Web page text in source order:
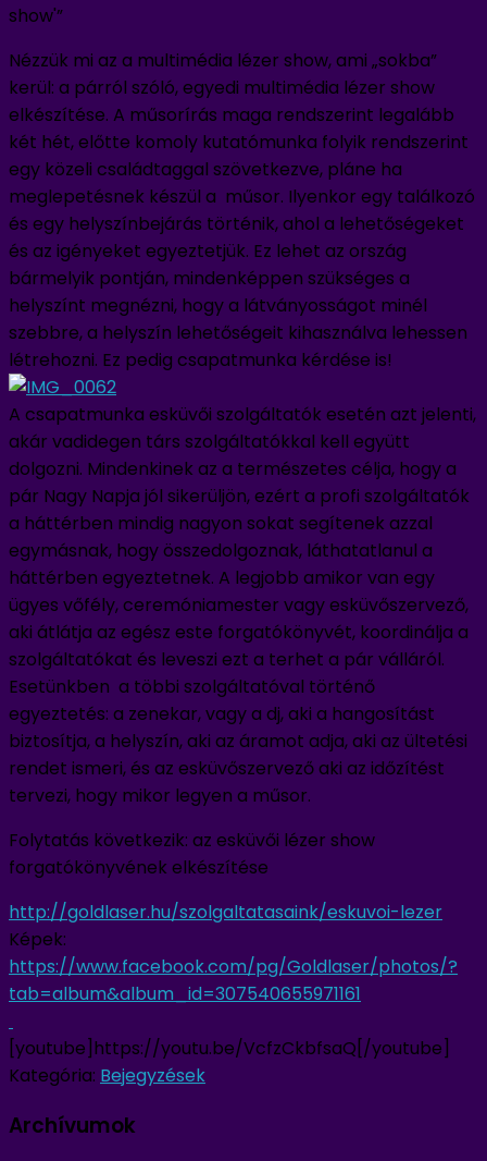
show'”
Nézzük mi az a multimédia lézer show, ami „sokba”
kerül: a párról szóló, egyedi multimédia lézer show
elkészítése. A műsorírás maga rendszerint legalább
két hét, előtte komoly kutatómunka folyik rendszerint
egy közeli családtaggal szövetkezve, pláne ha
meglepetésnek készül a műsor. Ilyenkor egy találkozó
és egy helyszínbejárás történik, ahol a lehetőségeket
és az igényeket egyeztetjük. Ez lehet az ország
bármelyik pontján, mindenképpen szükséges a
helyszínt megnézni, hogy a látványosságot minél
szebbre, a helyszín lehetőségeit kihasználva lehessen
létrehozni. Ez pedig csapatmunka kérdése is!
A csapatmunka esküvői szolgáltatók esetén azt jelenti,
akár vadidegen társ szolgáltatókkal kell együtt
dolgozni. Mindenkinek az a természetes célja, hogy a
pár Nagy Napja jól sikerüljön, ezért a profi szolgáltatók
a háttérben mindig nagyon sokat segítenek azzal
egymásnak, hogy összedolgoznak, láthatatlanul a
háttérben egyeztetnek. A legjobb amikor van egy
ügyes vőfély, ceremóniamester vagy esküvőszervező,
aki átlátja az egész este forgatókönyvét, koordinálja a
szolgáltatókat és leveszi ezt a terhet a pár válláról.
Esetünkben a többi szolgáltatóval történő
egyeztetés: a zenekar, vagy a dj, aki a hangosítást
biztosítja, a helyszín, aki az áramot adja, aki az ültetési
rendet ismeri, és az esküvőszervező aki az időzítést
tervezi, hogy mikor legyen a műsor.
Folytatás következik: az esküvői lézer show
forgatókönyvének elkészítése
http://goldlaser.hu/szolgaltatasaink/eskuvoi-lezer
Képek:
https://www.facebook.com/pg/Goldlaser/photos/?
tab=album&album_id=307540655971161
[youtube]https://youtu.be/VcfzCkbfsaQ[/youtube]
Kategória: Bejegyzések
Archívumok